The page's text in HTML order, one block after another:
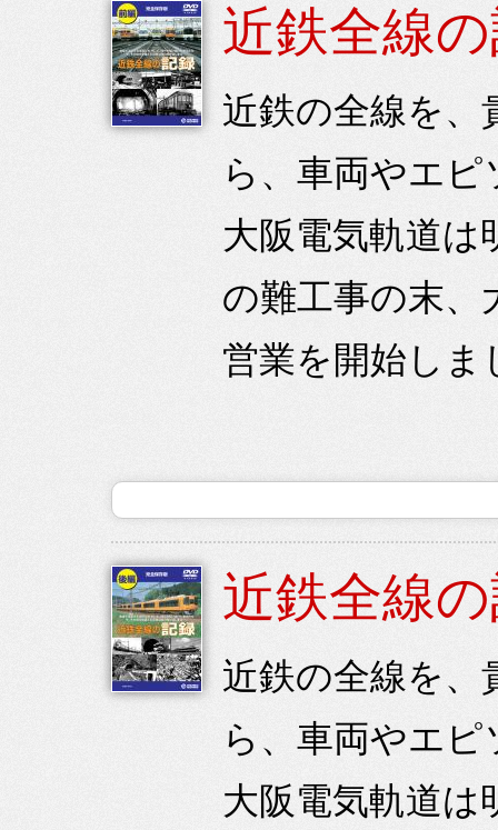
近鉄全線
近鉄の全線を、
ら、車両やエ
大阪電気軌道は
の難工事の末、
営業を開始しま
近鉄全線
近鉄の全線を、
ら、車両やエ
大阪電気軌道は